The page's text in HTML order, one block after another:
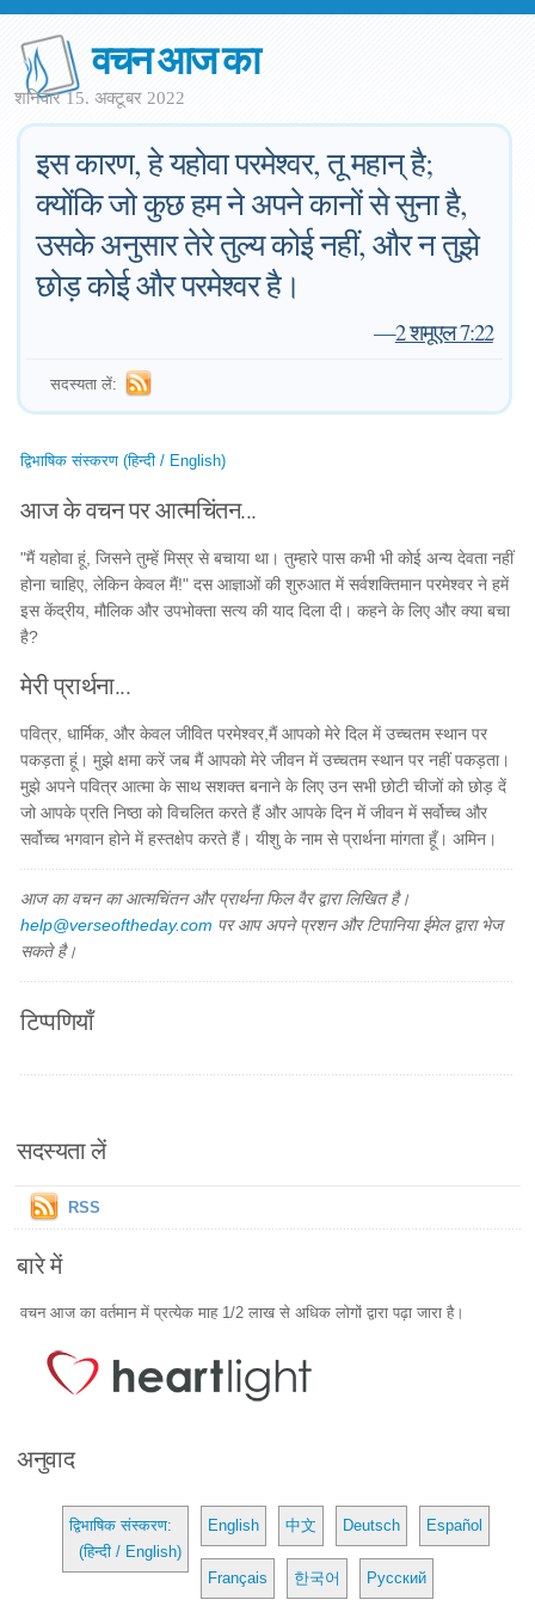
वचन आज का
शनिवार 15. अक्टूबर 2022
इस कारण, हे यहोवा परमेश्वर, तू महान् है;
क्योंकि जो कुछ हम ने अपने कानों से सुना है,
उसके अनुसार तेरे तुल्य कोई नहीं, और न तुझे
छोड़ कोई और परमेश्वर है।
—2 शमूएल 7:22
सदस्यता लें:
द्विभाषिक संस्करण (हिन्दी / English)
आज के वचन पर आत्मचिंतन...
"मैं यहोवा हूं, जिसने तुम्हें मिस्र से बचाया था। तुम्हारे पास कभी भी कोई अन्य देवता नहीं
होना चाहिए, लेकिन केवल मैं!" दस आज्ञाओं की शुरुआत में सर्वशक्तिमान परमेश्वर ने हमें
इस केंद्रीय, मौलिक और उपभोक्ता सत्य की याद दिला दी। कहने के लिए और क्या बचा
है?
मेरी प्रार्थना...
पवित्र, धार्मिक, और केवल जीवित परमेश्वर,मैं आपको मेरे दिल में उच्चतम स्थान पर
पकड़ता हूं। मुझे क्षमा करें जब मैं आपको मेरे जीवन में उच्चतम स्थान पर नहीं पकड़ता।
मुझे अपने पवित्र आत्मा के साथ सशक्त बनाने के लिए उन सभी छोटी चीजों को छोड़ दें
जो आपके प्रति निष्ठा को विचलित करते हैं और आपके दिन में जीवन में सर्वोच्च और
सर्वोच्च भगवान होने में हस्तक्षेप करते हैं। यीशु के नाम से प्रार्थना मांगता हूँ। अमिन।
आज का वचन का आत्मचिंतन और प्रार्थना फिल वैर द्वारा लिखित है।
help@verseoftheday.com पर आप अपने प्रशन और टिपानिया ईमेल द्वारा भेज
सकते है।
टिप्पणियाँ
सदस्यता लें
RSS
बारे में
वचन आज का वर्तमान में प्रत्येक माह 1/2 लाख से अधिक लोगों द्वारा पढ़ा जारा है।
अनुवाद
द्विभाषिक संस्करण:
(हिन्दी / English)
English 中文 Deutsch Español
Français 한국어 Русский